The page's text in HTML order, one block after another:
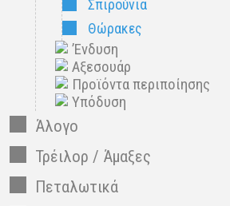
Σπιρούνια
Θώρακες
’Ενδυση
Αξεσουάρ
Προϊόντα περιποίησης
Υπόδυση
Άλογο
Τρέιλορ / Άμαξες
Πεταλωτικά